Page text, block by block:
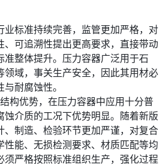
业标准持续完善，监管更加严格，对
、可追溯性提出更高要求，直接带动
准整体提升。压力容器广泛用于石
领域，事关生产安全，因此其用材必
耐腐蚀性。
构优势，在压力容器中应用十分普
蚀介质的工况下优势明显。随着新版
、制造、检验环节更加严谨，对复合
性能、无损检测要求、材质匹配等均
须严格按照标准组织生产，强化过程